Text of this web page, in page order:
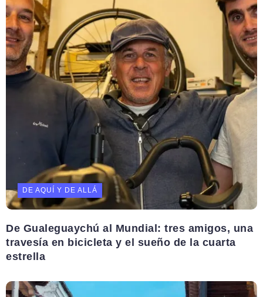
DE AQUÍ Y DE ALLÁ
De Gualeguaychú al Mundial: tres amigos, una
travesía en bicicleta y el sueño de la cuarta
estrella